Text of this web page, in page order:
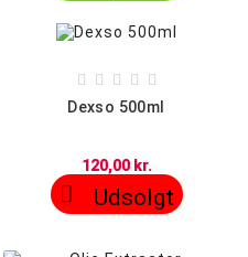
    
Dexso 500ml
120,00 kr.
 Udsolgt